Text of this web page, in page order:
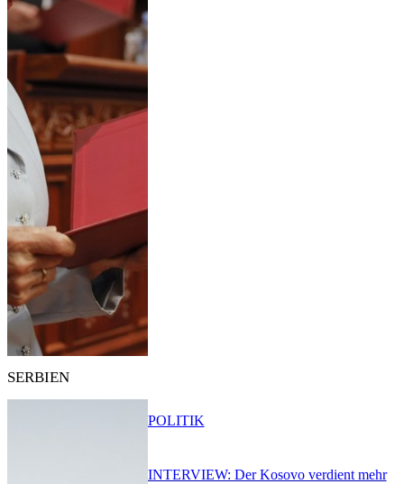
SERBIEN
INTERVIEW: Der Kosovo verdient mehr
POLITIK